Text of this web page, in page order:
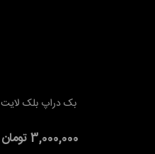
افزودن به سبد خریدبک دراپ بلک لایت
3,000,000 تومان